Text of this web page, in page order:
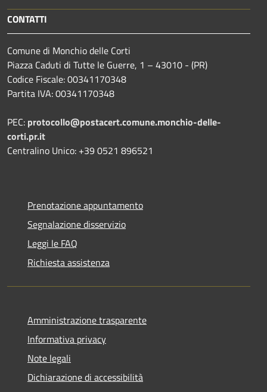
CONTATTI
Comune di Monchio delle Corti
Piazza Caduti di Tutte le Guerre, 1 – 43010 - (PR)
Codice Fiscale: 00341170348
Partita IVA: 00341170348
PEC: protocollo@postacert.comune.monchio-delle-
corti.pr.it
Centralino Unico: +39 0521 896521
Prenotazione appuntamento
Segnalazione disservizio
Leggi le FAQ
Richiesta assistenza
Amministrazione trasparente
Informativa privacy
Note legali
Dichiarazione di accessibilità